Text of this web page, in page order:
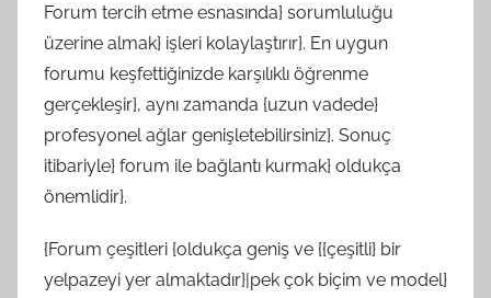
Forum tercih etme esnasında} sorumluluğu
üzerine almak} işleri kolaylaştırır}. En uygun
forumu keşfettiğinizde karşılıklı öğrenme
gerçekleşir}, aynı zamanda {uzun vadede}
profesyonel ağlar genişletebilirsiniz}. Sonuç
itibariyle} forum ile bağlantı kurmak} oldukça
önemlidir}.
{Forum çeşitleri {oldukça geniş ve {{çeşitli} bir
yelpazeyi yer almaktadır}|pek çok biçim ve model}